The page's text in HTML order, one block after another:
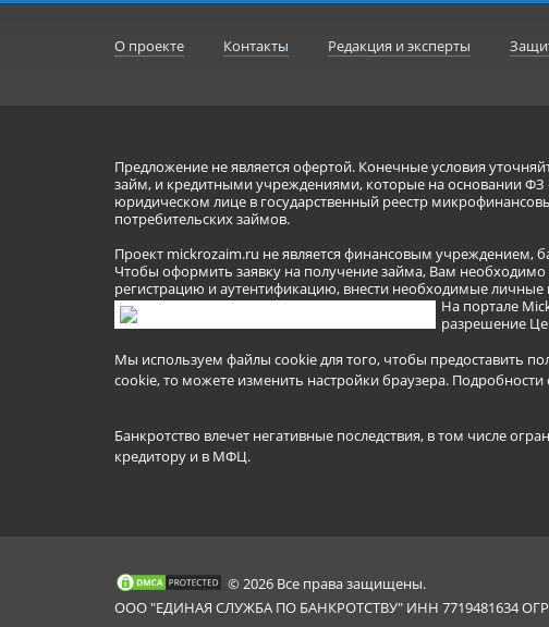
О проекте Контакты Редакция и эксперты
Предложение не является офертой. Конечные условия
займ, и кредитными учреждениями, которые на основании ФЗ
юридическом лице в государственный реестр
потребительских займов.
Проект mickrozaim.ru не является финансовым учреждением,
Чтобы оформить заявку на получение займа, Вам
регистрацию и аутентификацию, внести необходимые личные
На портале
разрешение
Мы используем файлы cookie для того, чтобы предоставить
cookie, то можете изменить настройки браузера. Подробности
Банкротство влечет негативные последствия, в том числе
кредитору и в МФЦ.
© 2026 Все права защищены.
ООО "ЕДИНАЯ СЛУЖБА ПО БАНКРОТСТВУ" ИНН 7719481634